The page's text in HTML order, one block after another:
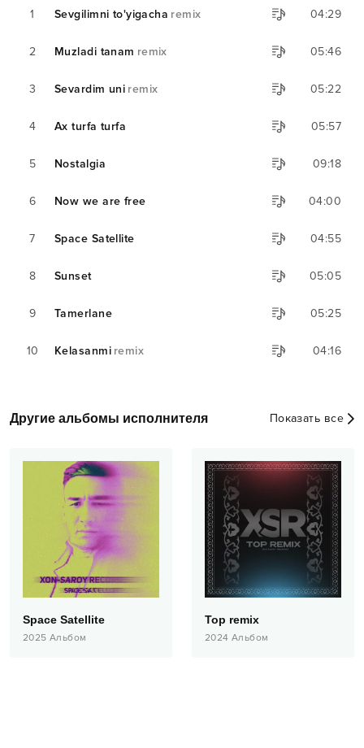
1 Sevgilimni to'yigacha remix 04:29
2 Muzladi tanam remix 05:46
3 Sevardim uni remix 05:22
4 Ax turfa turfa 05:57
5 Nostalgia 09:18
6 Now we are free 04:00
7 Space Satellite 04:55
8 Sunset 05:05
9 Tamerlane 05:25
10 Kelasanmi remix 04:16
Другие альбомы исполнителя Показать все
Space Satellite
2025 Альбом
Top remix
2024 Альбом